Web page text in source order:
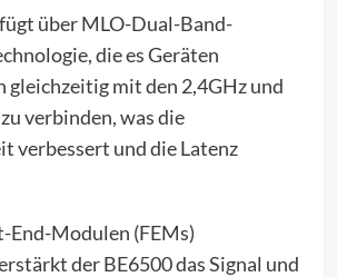
über MLO-Dual-Band-
die es Geräten
gleichzeitig mit den 2,4GHz und
verbinden, was die
verbessert und die Latenz
End-Modulen (FEMs)
der BE6500 das Signal und